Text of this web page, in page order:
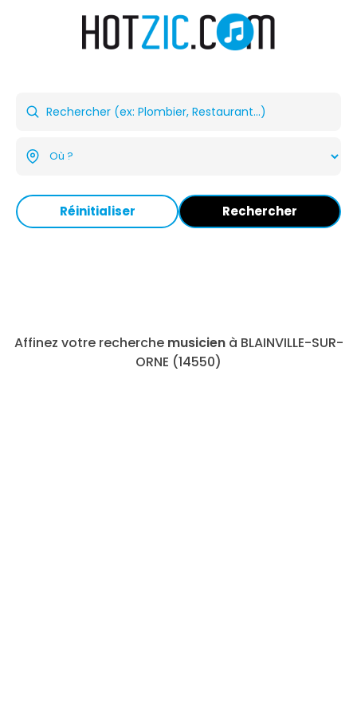
Réinitialiser Rechercher
Affinez votre recherche musicienà BLAINVILLE-SUR-
ORNE (14550)